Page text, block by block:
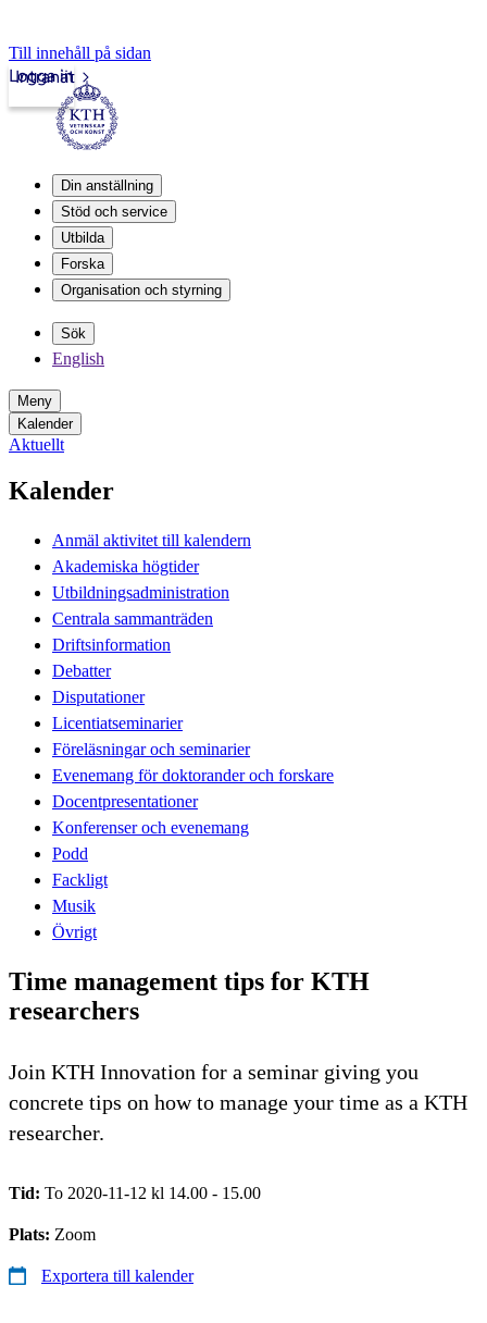
Till innehåll på sidan
Intranät
Logga in
Din anställning
Stöd och service
Utbilda
Forska
Organisation och styrning
Sök
English
Meny
Kalender
Aktuellt
Kalender
Anmäl aktivitet till kalendern
Akademiska högtider
Utbildningsadministration
Centrala sammanträden
Driftsinformation
Debatter
Disputationer
Licentiatseminarier
Föreläsningar och seminarier
Evenemang för doktorander och forskare
Docentpresentationer
Konferenser och evenemang
Podd
Fackligt
Musik
Övrigt
Time management tips for KTH
researchers
Join KTH Innovation for a seminar giving you
concrete tips on how to manage your time as a KTH
researcher.
Tid: To 2020-11-12 kl 14.00 - 15.00
Plats: Zoom
Exportera till kalender